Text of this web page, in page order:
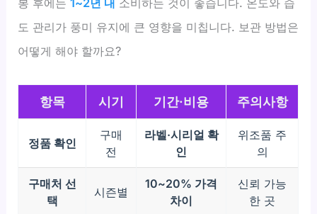
도 관리가 풍미 유지에 큰 영향을 미칩니다. 보관 방법은
어떻게 해야 할까요?
항목 시기 기간·비용 주의사항
정품 확인
구매
전
라벨·시리얼 확
인
위조품 주
의
구매처 선
택
시즌별
10~20% 가격
차이
신뢰 가능
한 곳